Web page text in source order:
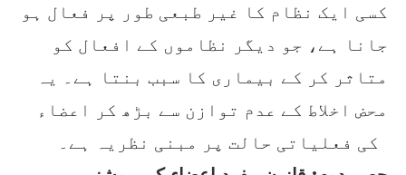
کسی ایک نظام کا غیر طبعی طور پر فعال ہو
جانا ہے، جو دیگر نظاموں کے افعال کو
متاثر کر کے بیماری کا سبب بنتا ہے۔ یہ
محض اخلاط کے عدم توازن سے بڑھ کر اعضاء